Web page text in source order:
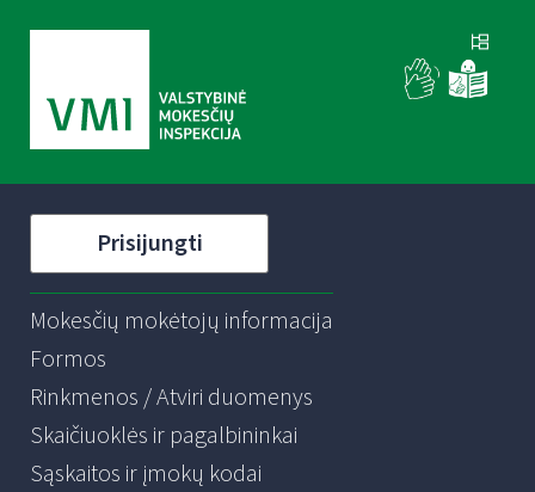
Prisijungti
Mokesčių mokėtojų informacija
Formos
Rinkmenos / Atviri duomenys
Skaičiuoklės ir pagalbininkai
Sąskaitos ir įmokų kodai